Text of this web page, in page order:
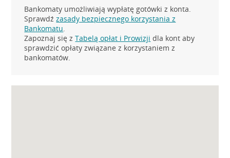
Bankomaty umożliwiają wypłatę gotówki z konta.
Sprawdźzasady bezpiecznego korzystania z
Bankomatu.
Zapoznaj się zTabelą opłat i Prowizji dla kont aby
sprawdzić opłaty związane z korzystaniem z
bankomatów.